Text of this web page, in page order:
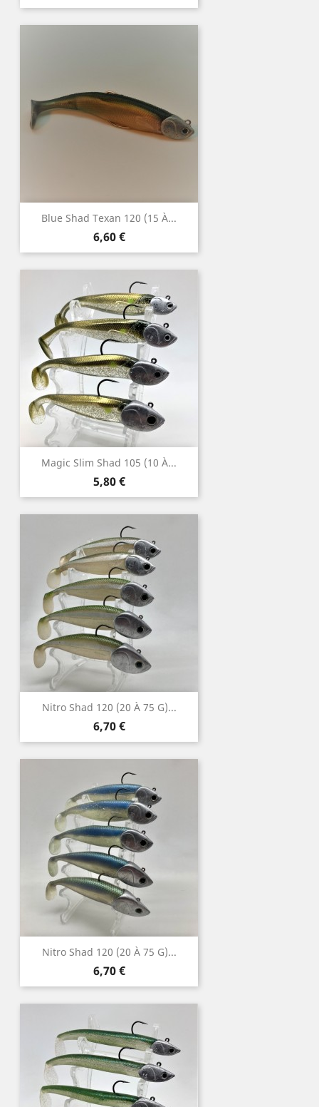
Blue Shad Texan 120 (15 À...
Prix
6,60 €
Magic Slim Shad 105 (10 À...
Prix
5,80 €
Nitro Shad 120 (20 À 75 G)...
Prix
6,70 €
Nitro Shad 120 (20 À 75 G)...
Prix
6,70 €